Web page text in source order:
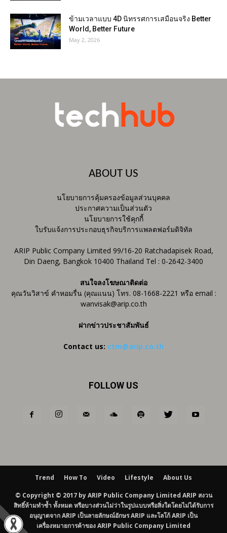
ข้ามเวลาแบบ 4D นิทรรศการเสมือนจริง Better
World, Better Future
May 2, 2026
ABOUT US
นโยบายการคุ้มครองข้อมูลส่วนบุคคล
ประกาศความเป็นส่วนตัว
นโยบายการใช้คุกกี้
ใบรับแจ้งการประกอบธุรกิจบริการแพลตฟอร์มดิจิทัล
ARIP Public Company Limited 99/16-20 Ratchadapisek Road,
Din Daeng, Bangkok 10400 Thailand Tel : 0-2642-3400
สนใจลงโฆษณาติดต่อ
คุณวันวิสาข์ คำหอมรื่น (คุณแนน) โทร. 08-1668-2221 หรือ email :
wanvisak@arip.co.th
ฝากข่าวประชาสัมพันธ์
Contact us: ctm@arip.co.th
FOLLOW US
Trend How To Video Lifestyle About Us
© Copyright © 2017 by ARIP Public Company Limited ARIP สงวน
สิทธิ์ห้ามทำซ้ำ ทั้งหมด หรือบางส่วนไม่ว่าในรูปแบบหรือสิ่งใดโดยไม่ได้รับการ
อนุญาตจาก ARIP เป็นลายลักษณ์อักษร ARIP และโลโก้ ARIP เป็น
เครื่องหมายการค้าของ ARIP Public Company Limited